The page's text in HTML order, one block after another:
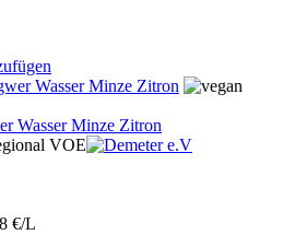
Wasser Minze Zitron
VOE
€/L